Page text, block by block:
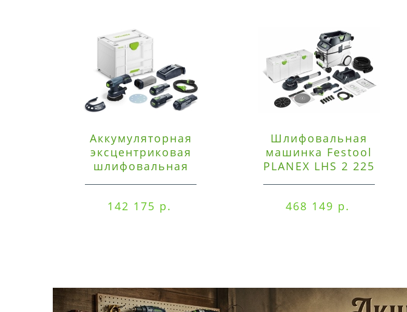
Аккумуляторная
эксцентриковая
шлифовальная
142 175 р.
Шлифовальная
машинка Festool
PLANEX LHS 2 225
468 149 р.